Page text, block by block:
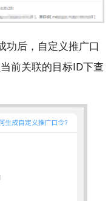
功后，自定义推广口
前关联的目标ID下查